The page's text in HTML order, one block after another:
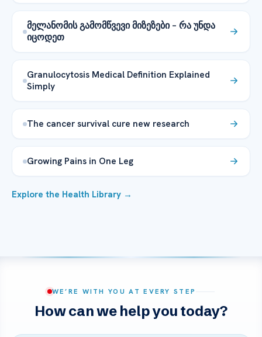
მელანომის გამომწვევი მიზეზები – რა უნდა
იცოდეთ
Granulocytosis Medical Definition Explained
Simply
The cancer survival cure new research
Growing Pains in One Leg
Explore the Health Library →
WE’RE WITH YOU AT EVERY STEP
How can we help you today?